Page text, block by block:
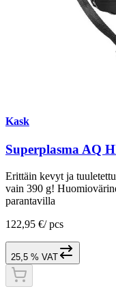
Kask
Superplasma AQ
Erittäin kevyt ja
vain 390 g!
parantavilla
122,95 €/ pcs
25,5 % VAT